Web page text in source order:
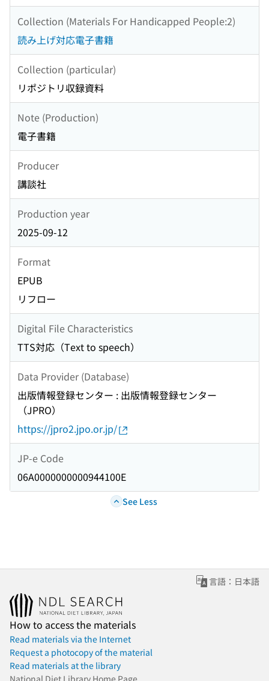
Collection (Materials For Handicapped People:2)
読み上げ対応電子書籍
Collection (particular)
リポジトリ収録資料
Note (Production)
電子書籍
Producer
講談社
Production year
2025-09-12
Format
EPUB
リフロー
Digital File Characteristics
TTS対応（Text to speech）
Data Provider (Database)
出版情報登録センター : 出版情報登録センター
（JPRO）
https://jpro2.jpo.or.jp/
JP-e Code
06A0000000000944100E
See Less
言語：日本語
How to access the materials
Read materials via the Internet
Request a photocopy of the material
Read materials at the library